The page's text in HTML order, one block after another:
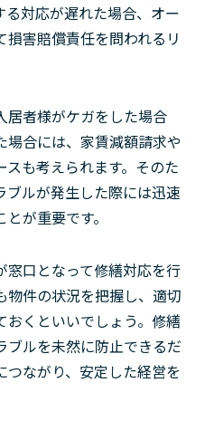
対応が遅れた場合、オー
害賠償責任を問われるリ
居者様がケガをした場合
場合には、家賃減額請求や
も考えられます。そのた
ルが発生した際には迅速
が重要です。
窓口となって修繕対応を行
物件の状況を把握し、適切
おくといいでしょう。修繕
ブルを未然に防止できるだ
ながり、安定した経営を